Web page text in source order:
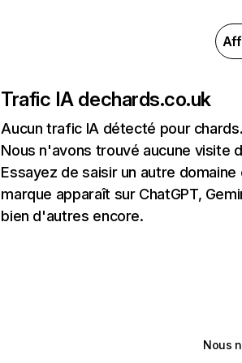
Trafic IA dechards.co.uk
Aucun trafic IA détecté pour
Nous n'avons trouvé aucune visite
Essayez de saisir un autre
marque apparaît sur ChatGPT,
bien d'autres encore.
Nous